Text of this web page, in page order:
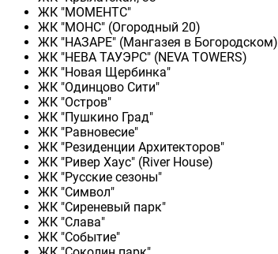
ЖК "МОМЕНТС"
ЖК "МОНС" (Огородный 20)
ЖК "НАЗАРЕ" (Мангазея в Богородском)
ЖК "НЕВА ТАУЭРС" (NEVA TOWERS)
ЖК "Новая Щербинка"
ЖК "Одинцово Сити"
ЖК "Остров"
ЖК "Пушкино Град"
ЖК "Равновесие"
ЖК "Резиденции Архитекторов"
ЖК "Ривер Хаус" (River Нouse)
ЖК "Русские сезоны"
ЖК "Символ"
ЖК "Сиреневый парк"
ЖК "Слава"
ЖК "Событие"